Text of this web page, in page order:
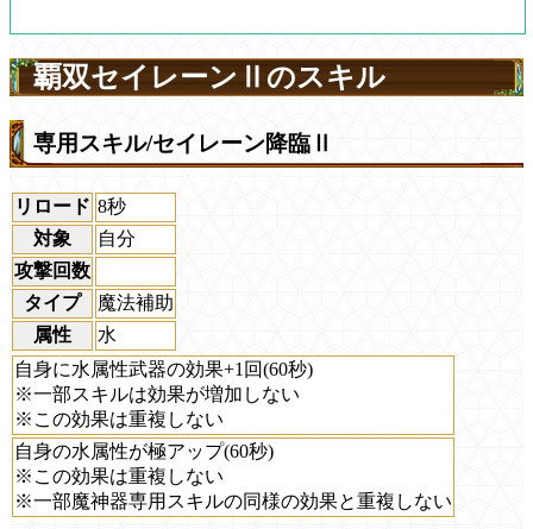
覇双セイレーンⅡのスキル
専用スキル/セイレーン降臨Ⅱ
リロード 8秒
対象
自分
攻撃回数
タイプ
魔法補助
属性
水
自身に水属性武器の効果+1回(60秒)
※一部スキルは効果が増加しない
※この効果は重複しない
自身の水属性が極アップ(60秒)
※この効果は重複しない
※一部魔神器専用スキルの同様の効果と重複しない